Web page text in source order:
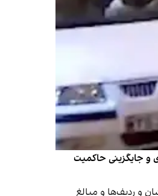
و جایگزینی حاکمیت
و ردیف‌ها و مبالغ